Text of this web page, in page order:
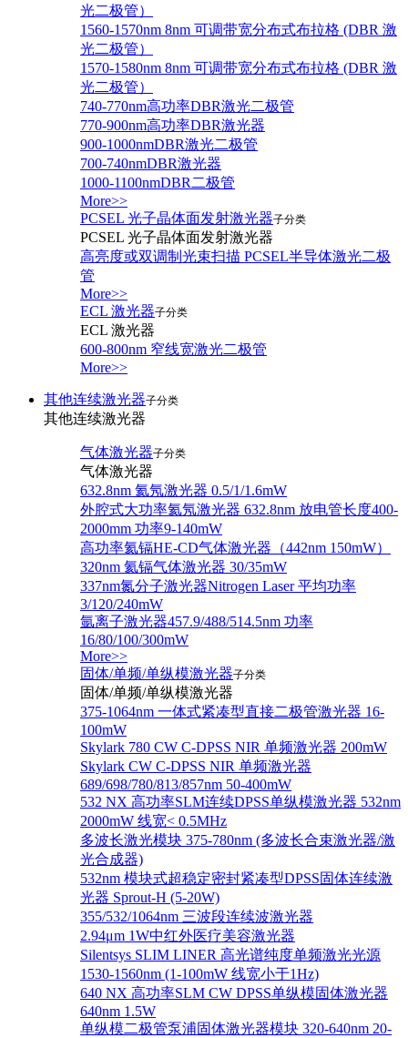
光二极管）
1560-1570nm 8nm 可调带宽分布式布拉格 (DBR 激
光二极管）
1570-1580nm 8nm 可调带宽分布式布拉格 (DBR 激
光二极管）
740-770nm高功率DBR激光二极管
770-900nm高功率DBR激光器
900-1000nmDBR激光二极管
700-740nmDBR激光器
1000-1100nmDBR二极管
More>>
PCSEL 光子晶体面发射激光器子分类
PCSEL 光子晶体面发射激光器
高亮度或双调制光束扫描 PCSEL半导体激光二极
管
More>>
ECL 激光器子分类
ECL 激光器
600-800nm 窄线宽激光二极管
More>>
其他连续激光器子分类
其他连续激光器
气体激光器子分类
气体激光器
632.8nm 氦氖激光器 0.5/1/1.6mW
外腔式大功率氦氖激光器 632.8nm 放电管长度400-
2000mm 功率9-140mW
高功率氦镉HE-CD气体激光器（442nm 150mW）
320nm 氦镉气体激光器 30/35mW
337nm氮分子激光器Nitrogen Laser 平均功率
3/120/240mW
氩离子激光器457.9/488/514.5nm 功率
16/80/100/300mW
More>>
固体/单频/单纵模激光器子分类
固体/单频/单纵模激光器
375-1064nm 一体式紧凑型直接二极管激光器 16-
100mW
Skylark 780 CW C-DPSS NIR 单频激光器 200mW
Skylark CW C-DPSS NIR 单频激光器
689/698/780/813/857nm 50-400mW
532 NX 高功率SLM连续DPSS单纵模激光器 532nm
2000mW 线宽< 0.5MHz
多波长激光模块 375-780nm (多波长合束激光器/激
光合成器)
532nm 模块式超稳定密封紧凑型DPSS固体连续激
光器 Sprout-H (5-20W)
355/532/1064nm 三波段连续波激光器
2.94μm 1W中红外医疗美容激光器
Silentsys SLIM LINER 高光谱纯度单频激光光源
1530-1560nm (1-100mW 线宽小于1Hz)
640 NX 高功率SLM CW DPSS单纵模固体激光器
640nm 1.5W
单纵模二极管泵浦固体激光器模块 320-640nm 20-